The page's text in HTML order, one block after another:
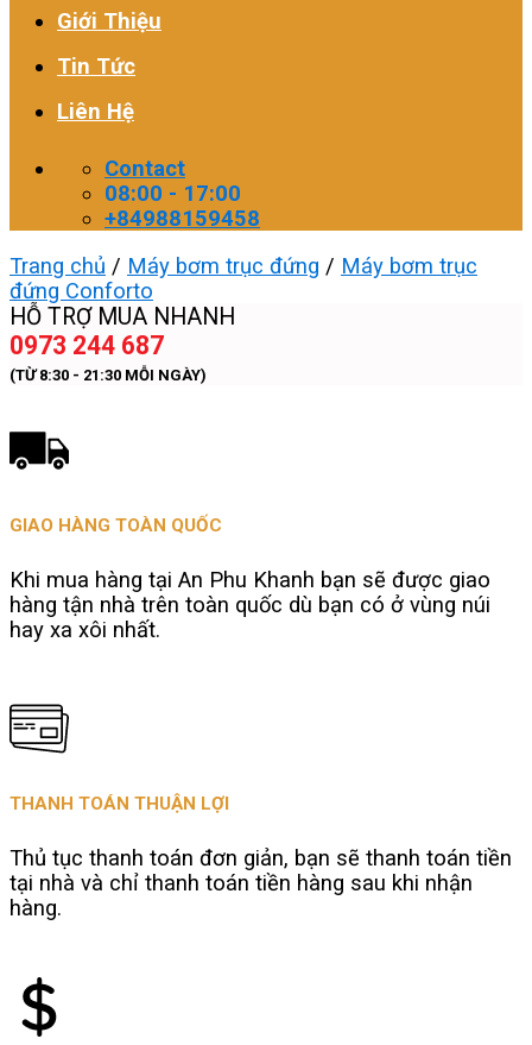
Giới Thiệu
Tin Tức
Liên Hệ
Contact
08:00 - 17:00
+84988159458
Trang chủ / Máy bơm trục đứng / Máy bơm trục
đứng Conforto
HỖ TRỢ MUA NHANH
0973 244 687
(TỪ 8:30 - 21:30 MỖI NGÀY)
GIAO HÀNG TOÀN QUỐC
Khi mua hàng tại An Phu Khanh bạn sẽ được giao
hàng tận nhà trên toàn quốc dù bạn có ở vùng núi
hay xa xôi nhất.
THANH TOÁN THUẬN LỢI
Thủ tục thanh toán đơn giản, bạn sẽ thanh toán tiền
tại nhà và chỉ thanh toán tiền hàng sau khi nhận
hàng.